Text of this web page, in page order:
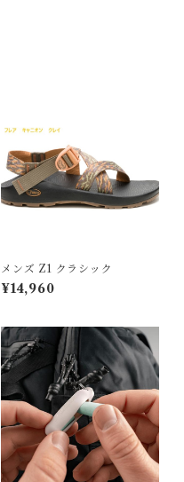
メンズ Z1 クラシック
¥14,960